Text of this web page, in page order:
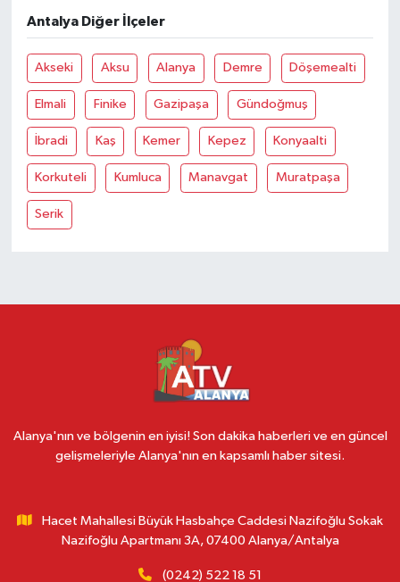
Antalya Diğer İlçeler
Akseki Aksu Alanya Demre Döşemealti
Elmali Finike Gazipaşa Gündoğmuş
İbradi Kaş Kemer Kepez Konyaalti
Korkuteli Kumluca Manavgat Muratpaşa
Serik
Alanya'nın ve bölgenin en iyisi! Son dakika haberleri ve en güncel
gelişmeleriyle Alanya'nın en kapsamlı haber sitesi.
Hacet Mahallesi Büyük Hasbahçe Caddesi Nazifoğlu Sokak
Nazifoğlu Apartmanı 3A, 07400 Alanya/Antalya
(0242) 522 18 51